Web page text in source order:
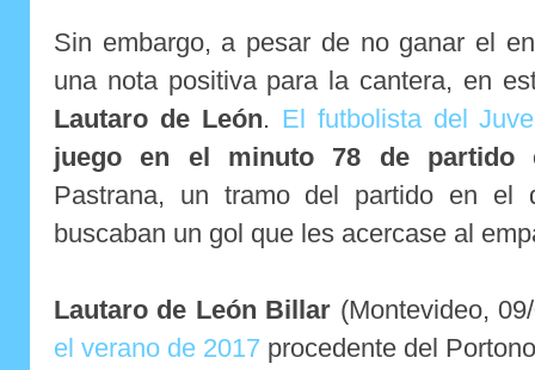
Sin embargo, a pesar de no ganar el
una nota positiva para la cantera, en
Lautaro de León. El futbolista del
juego en el minuto 78 de partido
Pastrana, un tramo del partido en el
buscaban un gol que les acercase al
Lautaro de León Billar (Montevideo,
el verano de 2017 procedente del